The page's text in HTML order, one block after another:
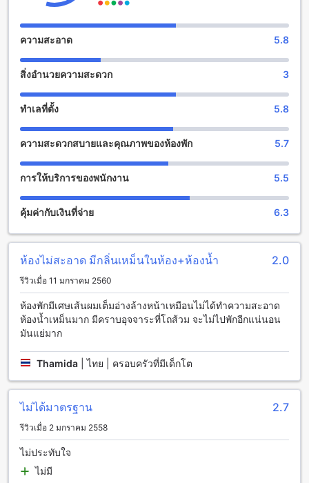
สุพัตรา อพาร์ตเมนท์ มีห้องเกมส์ที่น่าตื่นเต้นที่จะทำให้คุณ
เล่นเกมส์วิดีโอเกมส์กับเพื่อนได้ หรือถ้าคุณชอบเกมส์ที่ต้องใช้
ความคิดและกลยุทธ์ คุณสามารถทดลองเล่นเกมส์ต่างๆ เช่น เกมส์
สุพัตรา อพาร์ตเมนท์ เป็นโรงแรมที่มีสิ่งอำนวยความสะดวกที่
ประทับใจได้มากที่สุด โรงแรมมีการให้บริการ Wi-Fi ในพื้นที่
รวดเร็วและสะดวกสบาย นอกจากนี้ยังมีบริการ Wi-Fi ฟรีในทุก
ห้องพักเพื่อให้ผู้เข้าพักสามารถเชื่อมต่อกับโลกภายนอกได้ตลอด
กำหนดไว้เฉพาะเพื่อให้ผู้เข้าพักสามารถสนุกกับกิจกรรมนี้ได้อย่าง
สบายใจ
สุพัตรา อพาร์ตเมนท์: สิ่งอำนวยความสะดวกในการเดินทาง
สุพัตรา อพาร์ตเมนท์ ให้บริการสิ่งอำนวยความสะดวกในการเดิน
ทางที่หลากหลายเพื่อให้ผู้เข้าพักสามารถเดินทางไปยังที่หมายได้
อย่างสะดวกสบาย สำหรับผู้เดินทางที่มาจากสนามบิน สามารถใช้
บริการรถรับส่งสนามบินที่สุพัตรา อพาร์ตเมนท์เพื่อเดินทางไปยัง
ที่พักได้อย่างสะดวกสบาย
นอกจากนี้ สุพัตรา อพาร์ตเมนท์ยังมีบริการที่จอดรถสำหรับผู้เข้า
พักที่มีรถส่วนตัว โดยสามารถจอดรถในที่จอดรถภายในสถานที่พัก
ได้เลยโดยไม่มีค่าใช้จ่ายเพิ่มเติม ผู้เข้าพักสามารถเพลิดเพลินกับ
การเดินทางไปยังสถานที่ต่างๆ ในเมืองหนองคายได้อย่างสะดวก
สบาย โดยไม่ต้องกังวลเรื่องการจอดรถ
ความสะอาด 5.8
สิ่งอำนวยความสะดวก 3
ทำเลที่ตั้ง 5.8
ความสะดวกสบายและคุณภาพของห้องพัก 5.7
การให้บริการของพนักงาน 5.5
คุ้มค่ากับเงินที่จ่าย 6.3
ห้องไม่สะอาด มีกลิ่นเหม็นในห้อง+ห้องน้ำ 2.0
รีวิวเมื่อ 11 มกราคม 2560
ห้องพักมีเศษเส้นผมเต็มอ่างล้างหน้าเหมือนไม่ได้ทำความสะอาด
ห้องน้ำเหม็นมาก มีคราบอุจจาระที่โถส้วม จะไม่ไปพักอีกแน่นอน
มันแย่มาก
Thamida |ไทย | ครอบครัวที่มีเด็กโต
ไม่ได้มาตรฐาน 2.7
รีวิวเมื่อ 2 มกราคม 2558
ไม่ประทับใจ
ไม่มี